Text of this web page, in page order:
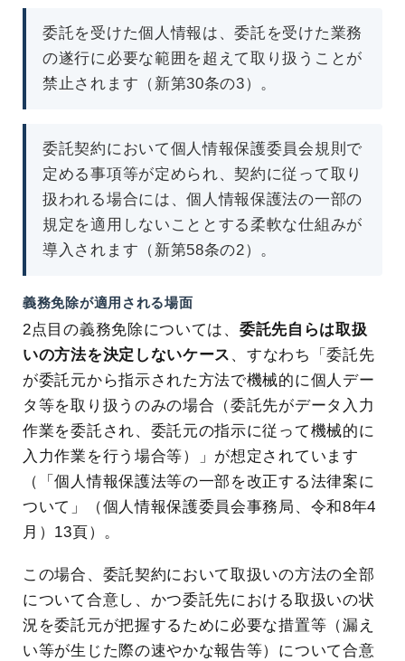
委託を受けた個人情報は、委託を受けた業務
の遂行に必要な範囲を超えて取り扱うことが
禁止されます（新第30条の3）。
委託契約において個人情報保護委員会規則で
定める事項等が定められ、契約に従って取り
扱われる場合には、個人情報保護法の一部の
規定を適用しないこととする柔軟な仕組みが
導入されます（新第58条の2）。
義務免除が適用される場面
2点目の義務免除については、 委託先自らは取扱
いの方法を決定しないケース 、すなわち「委託先
が委託元から指示された方法で機械的に個人デー
タ等を取り扱うのみの場合（委託先がデータ入力
作業を委託され、委託元の指示に従って機械的に
入力作業を行う場合等）」が想定されています
（「個人情報保護法等の一部を改正する法律案に
ついて」（個人情報保護委員会事務局、令和8年4
月）13頁）。
この場合、委託契約において取扱いの方法の全部
について合意し、かつ委託先における取扱いの状
況を委託元が把握するために必要な措置等（漏え
い等が生じた際の速やかな報告等）について合意